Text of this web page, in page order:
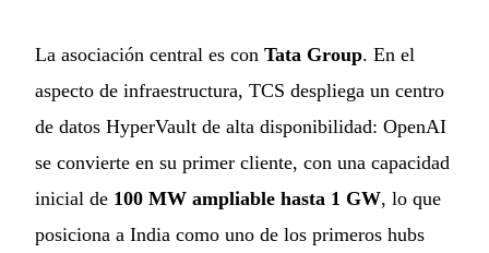
La asociación central es con Tata Group. En el
aspecto de infraestructura, TCS despliega un centro
de datos HyperVault de alta disponibilidad: OpenAI
se convierte en su primer cliente, con una capacidad
inicial de 100 MW ampliable hasta 1 GW, lo que
posiciona a India como uno de los primeros hubs